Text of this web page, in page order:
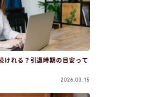
けれる？引退時期の目安って
2026.03.15